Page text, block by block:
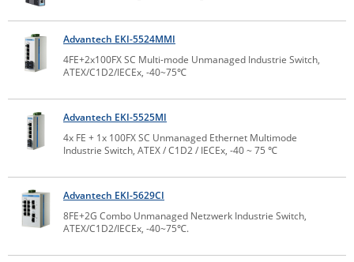
Energiemessung
Energieverteilung
IP, WLAN & GSM Sensorik
Datenlogger
IoT - Internet of Things
Remote I/O
IPC, Industrielle Netzwerktechnik & WLAN
Wi-Fi - WLAN - Wireless
IT Netzwerktechnik / Kommunikation
Serverräume
RMA / Rücksendung / Support
Comet System
CompleTech
Contemporary Controls
Digi
Eaton
Elsys
Fokus Technologies
Gefen
Advantech EKI-5524MMI
4FE+2x100FX SC Multi-mode Unmanaged Industrie Switch,
ATEX/C1D2/IECEx, -40~75℃
Advantech EKI-5525MI
4x FE + 1x 100FX SC Unmanaged Ethernet Multimode
Industrie Switch, ATEX / C1D2 / IECEx, -40 ~ 75 ℃
Advantech EKI-5629CI
8FE+2G Combo Unmanaged Netzwerk Industrie Switch,
ATEX/C1D2/IECEx, -40~75℃.